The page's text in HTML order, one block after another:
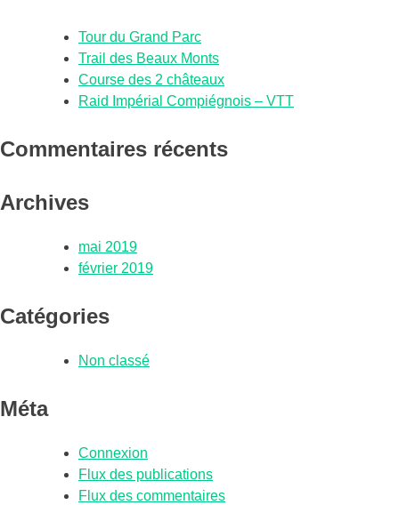
Tour du Grand Parc
Trail des Beaux Monts
Course des 2 châteaux
Raid Impérial Compiégnois – VTT
Commentaires récents
Archives
mai 2019
février 2019
Catégories
Non classé
Méta
Connexion
Flux des publications
Flux des commentaires